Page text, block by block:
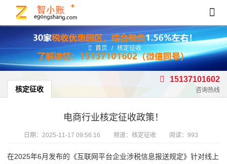
首页 / 核定征收
核定征收
15137101602
咨询热线
电商行业核定征收政策！
日期： 2025-11-17 09:56:16 频道： 核定征收 阅读：993
在2025年6月发布的《互联网平台企业涉税信息报送规定》针对线上